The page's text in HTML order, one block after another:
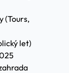
(Tours,
let)